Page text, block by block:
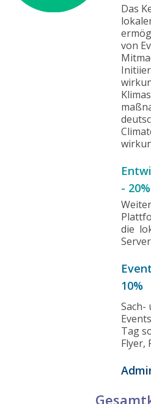
Das
von
- 20%
die
10%
Tag
Flyer,